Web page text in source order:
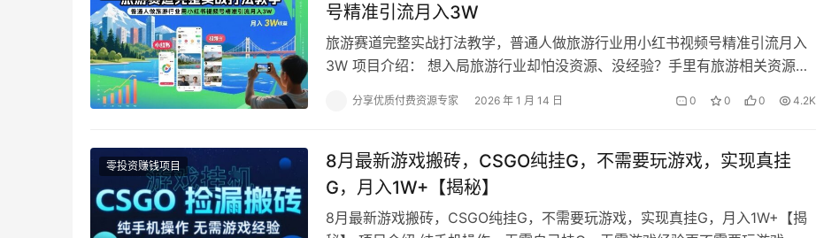
号精准引流月入3W
旅游赛道完整实战打法教学，普通人做旅游行业用小红书视频号精准引流月入
3W 项目介绍： 想入局旅游行业却怕没资源、没经验？手里有旅游相关资源
分享优质付费资源专家 2026 年 1 月 14 日 0 0 0 4.2K
零投资赚钱项目
8月最新游戏搬砖，CSGO纯挂G，不需要玩游戏，实现真挂
G，月入1W+【揭秘】
8月最新游戏搬砖，CSGO纯挂G，不需要玩游戏，实现真挂G，月入1W+【揭